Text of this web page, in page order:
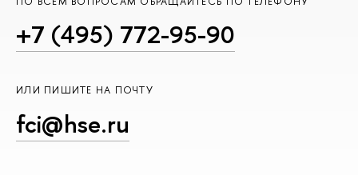
+7 (495) 772-95-90
ИЛИ ПИШИТЕ НА ПОЧТУ
fci@hse.ru